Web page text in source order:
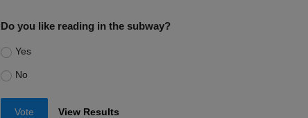
Do you like reading in the subway?
Yes
No
Vote View Results